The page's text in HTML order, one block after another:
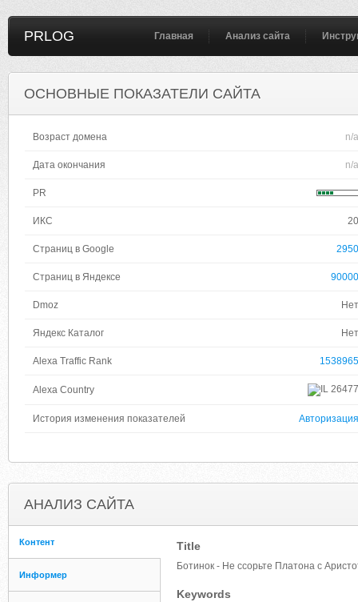
PRLOG Главная Анализ сайта
ОСНОВНЫЕ ПОКАЗАТЕЛИ САЙТА
Возраст домена n/a
Дата окончания n/a
PR
ИКС 20
Страниц в Google 2950
Страниц в Яндексе 90000
Dmoz Нет
Яндекс Каталог Нет
Alexa Traffic Rank 1538965
Alexa Country 26477
История изменения показателей Авторизация
АНАЛИЗ САЙТА
Контент
Информер
Title
Ботинок - Не ссорьте Платона с
Keywords